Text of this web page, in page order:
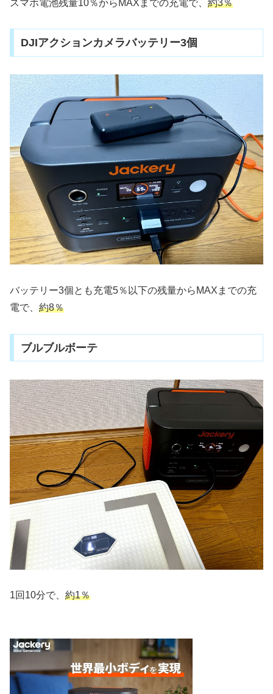
スマホ電池残量10％からMAXまでの充電で、 約3％
DJIアクションカメラバッテリー3個
バッテリー3個とも充電5％以下の残量からMAXまでの充
電で、 約8％
ブルブルボーテ
1回10分で、 約1％